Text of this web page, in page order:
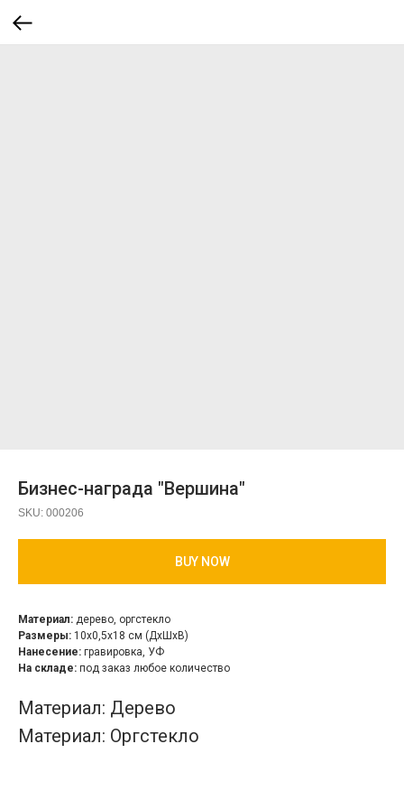
Бизнес-награда "Вершина"
SKU: 000206
BUY NOW
Материал: дерево, оргстекло
Размеры: 10х0,5х18 см (ДхШхВ)
Нанесение: гравировка, УФ
На складе: под заказ любое количество
Материал: Дерево
Материал: Оргстекло